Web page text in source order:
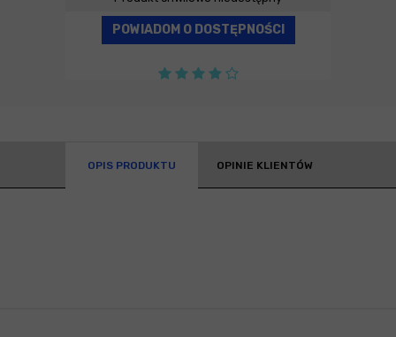
POWIADOM O DOSTĘPNOŚCI
OPIS PRODUKTU OPINIE KLIENTÓW